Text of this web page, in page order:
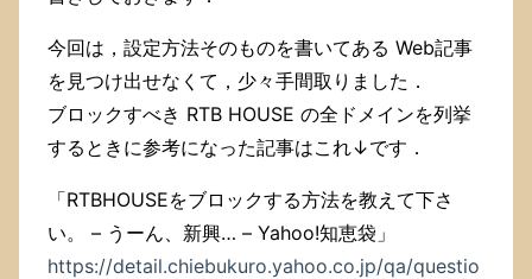
今回は，設定方法そのものを書いてある Web記事
を見つけ出せなくて，少々手間取りました．
ブロックすべき RTB HOUSE の全ドメインを列挙
するときに参考になった記事はこれ↓です．
「RTBHOUSEをブロックする方法を教えて下さ
い。 – うーん、新興… – Yahoo!知恵袋」
https://detail.chiebukuro.yahoo.co.jp/qa/questio